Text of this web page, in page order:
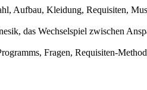
Aufbau, Kleidung, Requisiten,
das Wechselspiel zwischen
Fragen, Requisiten-